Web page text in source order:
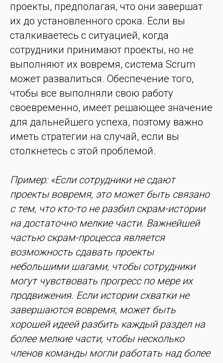
проекты, предполагая, что они завершат
их до установленного срока. Если вы
сталкиваетесь с ситуацией, когда
сотрудники принимают проекты, но не
выполняют их вовремя, система Scrum
может развалиться. Обеспечение того,
чтобы все выполняли свою работу
своевременно, имеет решающее значение
для дальнейшего успеха, поэтому важно
иметь стратегии на случай, если вы
столкнетесь с этой проблемой.
Пример: «Если сотрудники не сдают
проекты вовремя, это может быть связано
с тем, что кто-то не разбил скрам-истории
на достаточно мелкие части. Важнейшей
частью скрам-процесса является
возможность сдавать проекты
небольшими шагами, чтобы сотрудники
могут чувствовать прогресс по мере их
продвижения. Если истории схватки не
завершаются вовремя, может быть
хорошей идеей разбить каждый раздел на
более мелкие части, чтобы несколько
членов команды могли работать над более